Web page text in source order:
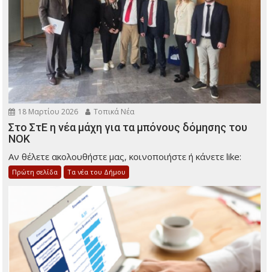
18 Μαρτίου 2026 Τοπικά Νέα
Στο ΣτΕ η νέα μάχη για τα μπόνους δόμησης του
ΝΟΚ
Αν θέλετε ακολουθήστε μας, κοινοποιήστε ή κάνετε like:
Πρώτη σελίδα Τα νέα του Δήμου